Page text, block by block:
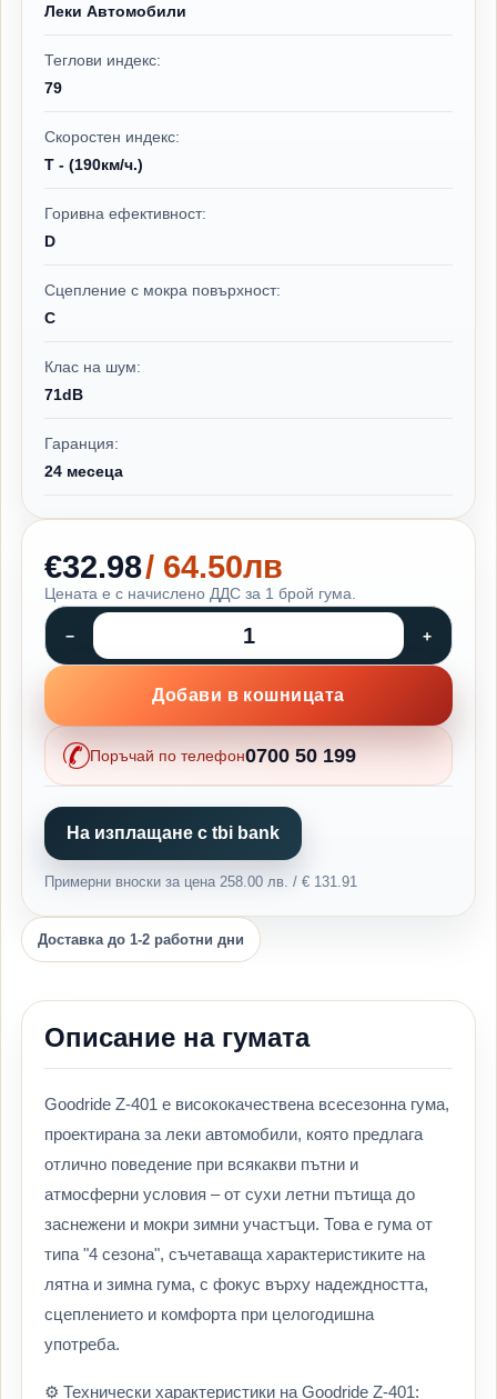
Леки Автомобили
Теглови индекс:
79
Скоростен индекс:
T - (190км/ч.)
Горивна ефективност:
D
Сцепление с мокра повърхност:
C
Клас на шум:
71dB
Гаранция:
24 месеца
€32.98/ 64.50лв
Цената е с начислено ДДС за 1 брой гума.
Добави в кошницата
Поръчай по телефон0700 50 199
На изплащане с tbi bank
Примерни вноски за цена 258.00 лв. / € 131.91
Доставка до 1-2 работни дни
Описание на гумата
Goodride Z-401 е висококачествена всесезонна гума,
проектирана за леки автомобили, която предлага
отлично поведение при всякакви пътни и
атмосферни условия – от сухи летни пътища до
заснежени и мокри зимни участъци. Това е гума от
типа "4 сезона", съчетаваща характеристиките на
лятна и зимна гума, с фокус върху надеждността,
сцеплението и комфорта при целогодишна
употреба.
⚙️ Технически характеристики на Goodride Z-401: